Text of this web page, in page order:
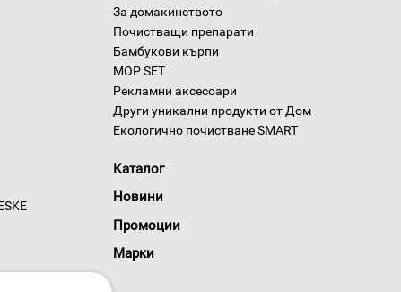
За домакинството
Почистващи препарати
Бамбукови кърпи
MOP SET
Рекламни аксесоари
Други уникални продукти от Дом
Екологично почистване SMART
Каталог
Новини
Промоции
Марки